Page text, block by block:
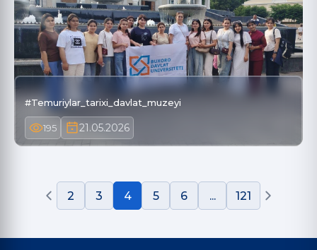
#Temuriylar_tarixi_davlat_muzeyi
195 21.05.2026
2 3 4 5 6 ... 121